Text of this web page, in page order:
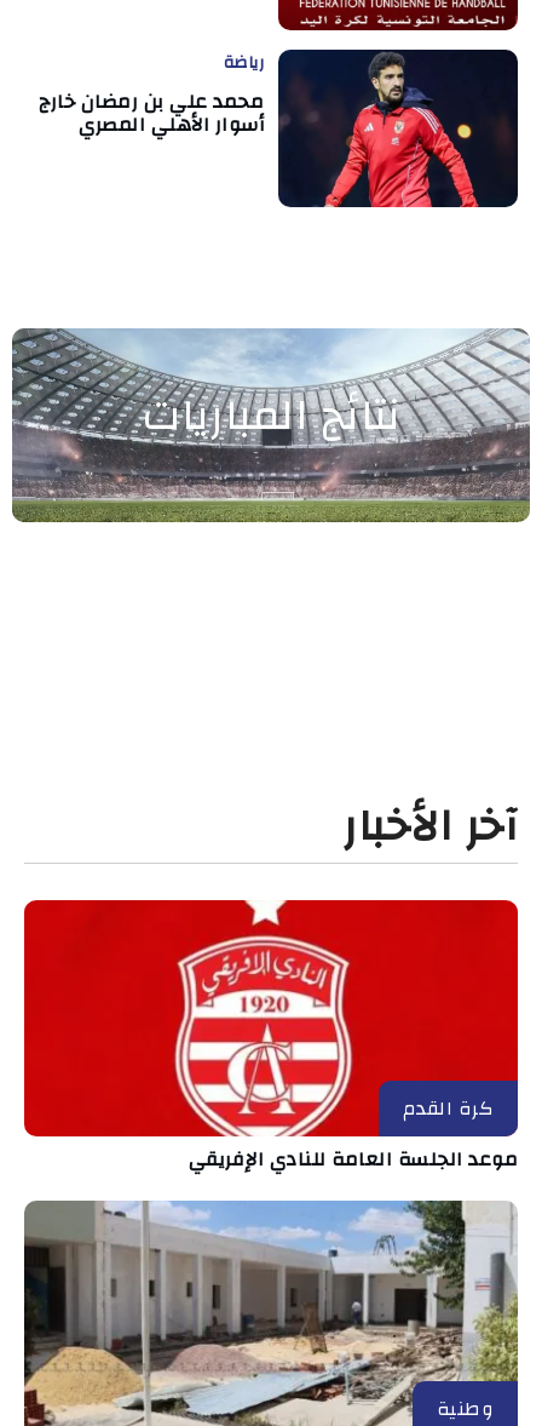
رياضة
محمد علي بن رمضان خارج
أسوار الأهلي المصري
نتائج المباريات
آخر الأخبار
كرة القدم
موعد الجلسة العامة للنادي الإفريقي
وطنية